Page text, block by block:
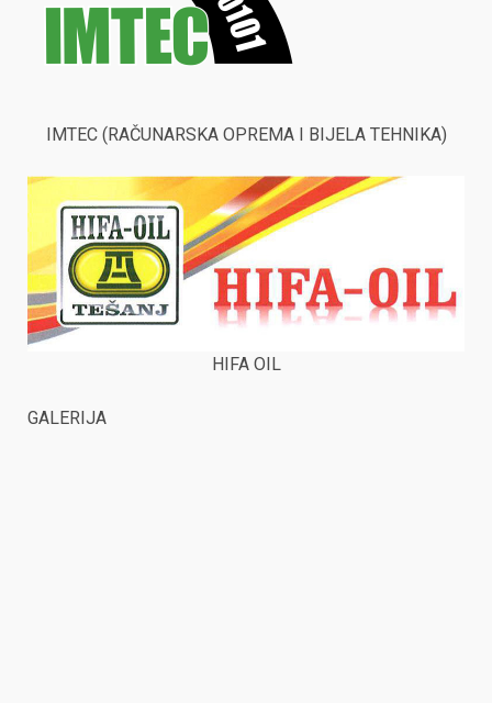
IMTEC (RAČUNARSKA OPREMA I BIJELA TEHNIKA)
HIFA OIL
GALERIJA